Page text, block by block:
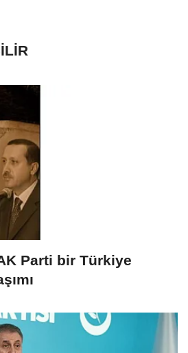
Parti bir Türkiye